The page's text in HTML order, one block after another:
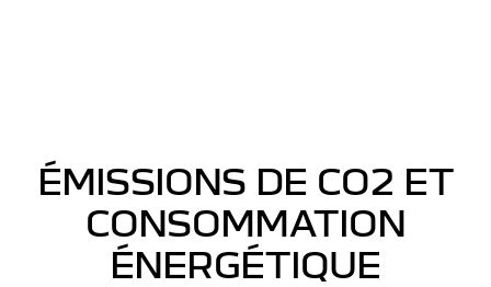
ÉMISSIONS DE CO2 ET
CONSOMMATION
ÉNERGÉTIQUE